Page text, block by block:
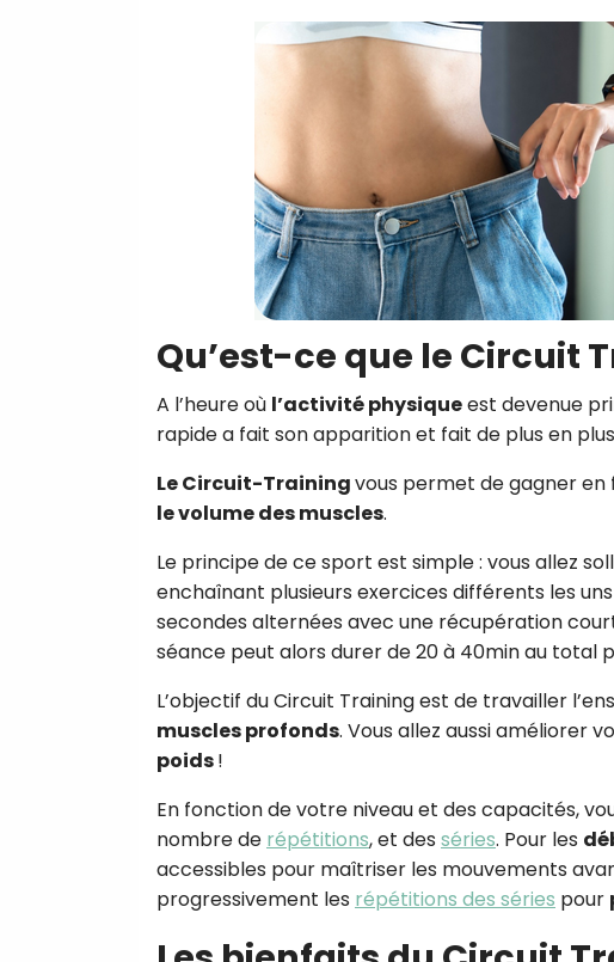
Qu’est-ce que le Circuit
A l’heure où l’activité physiqueest devenue
rapide a fait son apparition et fait de plus en
Le Circuit-Trainingvous permet de gagner en
le volume des muscles.
Le principe de ce sport est simple : vous allez
enchaînant plusieurs exercices différents les
secondes alternées avec une récupération
séance peut alors durer de 20 à 40min au total
L’objectif du Circuit Training est de travailler
muscles profonds. Vous allez aussi améliorer
poids!
En fonction de votre niveau et des capacités,
nombre de répétitions, et des séries. Pour les
accessibles pour maîtriser les mouvements
progressivement les répétitions des séries pour